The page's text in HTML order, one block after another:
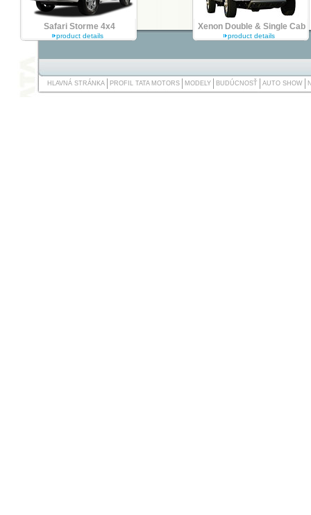
Safari Storme 4x4
product details
Xenon Double & Single Cab
product details
HLAVNÁ STRÁNKA PROFIL TATA MOTORS MODELY BUDÚCNOSŤ AUTO SHOW